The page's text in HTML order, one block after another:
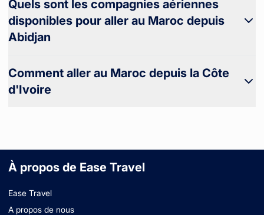
Quels sont les compagnies aériennes
disponibles pour aller au Maroc depuis
Abidjan
Comment aller au Maroc depuis la Côte
d'Ivoire
À propos de Ease Travel
Ease Travel
A propos de nous